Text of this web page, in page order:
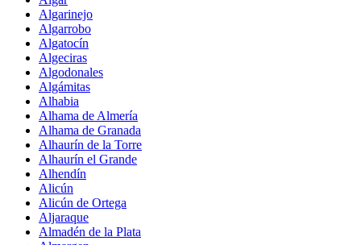
Algarinejo
Algarrobo
Algatocín
Algeciras
Algodonales
Algámitas
Alhabia
Alhama de Almería
Alhama de Granada
Alhaurín de la Torre
Alhaurín el Grande
Alhendín
Alicún
Alicún de Ortega
Aljaraque
Almadén de la Plata